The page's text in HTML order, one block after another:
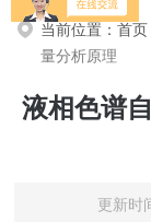
当前位置：首页
量分析原理
液相色谱
更新